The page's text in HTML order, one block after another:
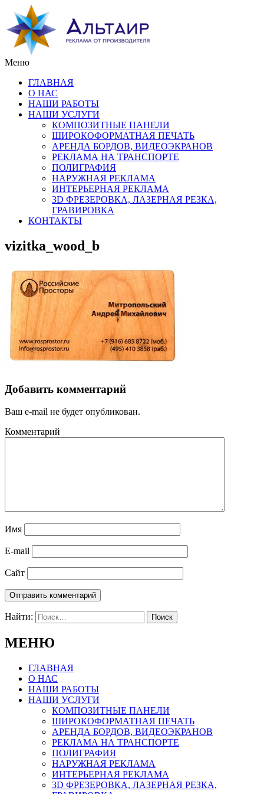
Меню
ГЛАВНАЯ
О НАС
НАШИ РАБОТЫ
НАШИ УСЛУГИ
КОМПОЗИТНЫЕ ПАНЕЛИ
ШИРОКОФОРМАТНАЯ ПЕЧАТЬ
АРЕНДА БОРДОВ, ВИДЕОЭКРАНОВ
РЕКЛАМА НА ТРАНСПОРТЕ
ПОЛИГРАФИЯ
НАРУЖНАЯ РЕКЛАМА
ИНТЕРЬЕРНАЯ РЕКЛАМА
3D ФРЕЗЕРОВКА, ЛАЗЕРНАЯ РЕЗКА,
ГРАВИРОВКА
КОНТАКТЫ
vizitka_wood_b
Добавить комментарий
Ваш e-mail не будет опубликован.
Комментарий
Имя
E-mail
Сайт
Найти:
МЕНЮ
ГЛАВНАЯ
О НАС
НАШИ РАБОТЫ
НАШИ УСЛУГИ
КОМПОЗИТНЫЕ ПАНЕЛИ
ШИРОКОФОРМАТНАЯ ПЕЧАТЬ
АРЕНДА БОРДОВ, ВИДЕОЭКРАНОВ
РЕКЛАМА НА ТРАНСПОРТЕ
ПОЛИГРАФИЯ
НАРУЖНАЯ РЕКЛАМА
ИНТЕРЬЕРНАЯ РЕКЛАМА
3D ФРЕЗЕРОВКА, ЛАЗЕРНАЯ РЕЗКА,